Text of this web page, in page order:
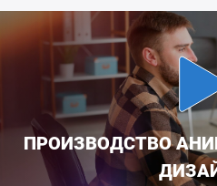
ПРОИЗВОДСТВО